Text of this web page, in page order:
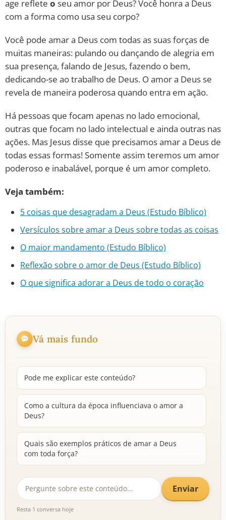
age reflete o seu amor por Deus? Você honra a Deus
com a forma como usa seu corpo?
Você pode amar a Deus com todas as suas forças de
muitas maneiras: pulando ou dançando de alegria em
sua presença, falando de Jesus, fazendo o bem,
dedicando-se ao trabalho de Deus. O amor a Deus se
revela de maneira poderosa quando entra em ação.
Há pessoas que focam apenas no lado emocional,
outras que focam no lado intelectual e ainda outras nas
ações. Mas Jesus disse que precisamos amar a Deus de
todas essas formas! Somente assim teremos um amor
poderoso e inabalável, porque é um amor completo.
Veja também:
5 coisas que desagradam a Deus (Estudo Bíblico)
Versículos sobre amar a Deus sobre todas as coisas
O maior mandamento (Estudo Bíblico)
Reflexão sobre o amor de Deus (Estudo Bíblico)
O que significa adorar a Deus de todo o coração
Vá mais fundo
Pode me explicar este conteúdo?
Como a cultura da época influenciava o amor a
Deus?
Quais são exemplos práticos de amar a Deus
com toda força?
Enviar
Resta 1 conversa hoje